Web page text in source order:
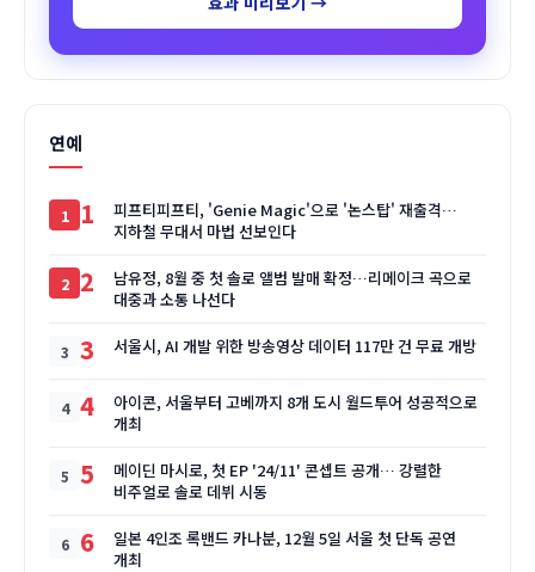
연예
1
피프티피프티, 'Genie Magic'으로 '논스탑' 재출격…
지하철 무대서 마법 선보인다
2
남유정, 8월 중 첫 솔로 앨범 발매 확정…리메이크 곡으로
대중과 소통 나선다
3 서울시, AI 개발 위한 방송영상 데이터 117만 건 무료 개방
4
아이콘, 서울부터 고베까지 8개 도시 월드투어 성공적으로
개최
5
메이딘 마시로, 첫 EP '24/11' 콘셉트 공개… 강렬한
비주얼로 솔로 데뷔 시동
6
일본 4인조 록밴드 카나분, 12월 5일 서울 첫 단독 공연
개최